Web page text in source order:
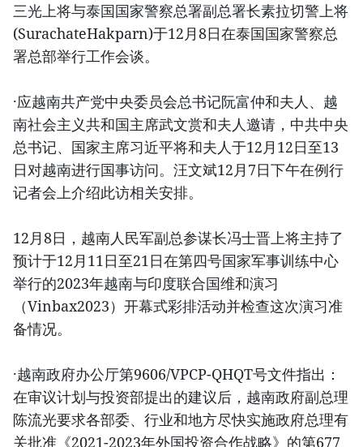
三光上将与泰国国家警察总署副总署长素拉切警上将
(SurachateHakparn)于12月8日在泰国国家警察总
署总部举行工作会谈。
·应越南共产党中央委员会总书记阮富仲和夫人、越
南社会主义共和国主席武文赏和夫人邀请，中共中央
总书记、国家主席习近平将和夫人于12月12日至13
日对越南进行国事访问。汪文斌12月7日下午在例行
记者会上介绍此访相关安排。
12月8日，越南人民军副总参谋长冯士晋上将主持了
预计于12月11日至21日在第四号国家军事训练中心
举行的2023年越南与印度联合国维和演习
（Vinbax2023）开幕式彩排活动并检查这次演习准
备情况。
·越南政府办公厅第9606/VPCP-QHQT号文件指出：
在审议计划与投资部提出的建议后，越南政府副总理
陈流光要求各部委、行业和地方尽快实施政府总理有
关批准《2021-2023年外国投资合作战略》的第677